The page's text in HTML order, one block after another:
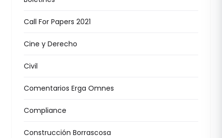
Call For Papers 2021
Cine y Derecho
Civil
Comentarios Erga Omnes
Compliance
Construcción Borrascosa